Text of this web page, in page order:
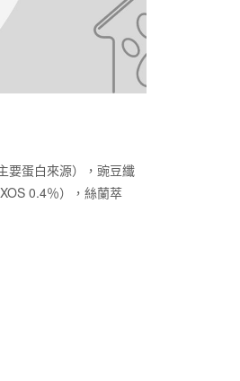
要蛋白來源），豌豆纖
0.4％），絲蘭萃